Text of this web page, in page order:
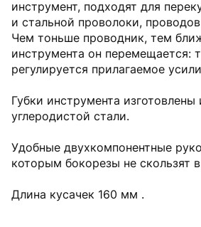
инструмент, подходят для
и стальной проволоки,
Чем тоньше проводник, тем
инструмента он перемещается:
регулируется прилагаемое
Губки инструмента
углеродистой стали.
Удобные двухкомпонентные
которым бокорезы не скользят
Длина кусачек 160 мм .